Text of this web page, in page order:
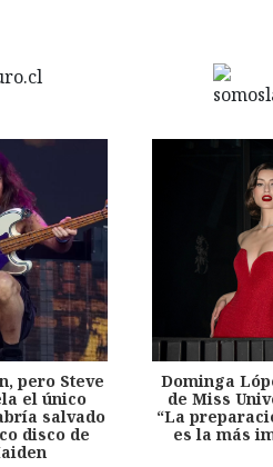
pero Steve
el único
salvado
disco de
Dominga
de Miss
“La
es la más